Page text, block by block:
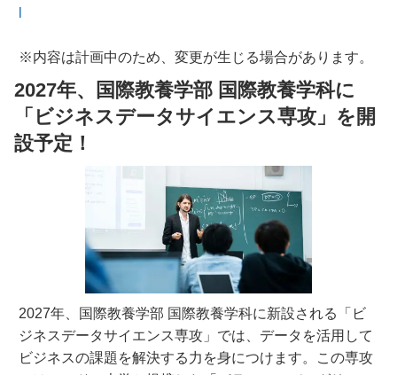
※内容は計画中のため、変更が生じる場合があります。
2027年、国際教養学部 国際教養学科に
「ビジネスデータサイエンス専攻」を開
設予定！
2027年、国際教養学部 国際教養学科に新設される「ビ
ジネスデータサイエンス専攻」では、データを活用して
ビジネスの課題を解決する力を身につけます。この専攻